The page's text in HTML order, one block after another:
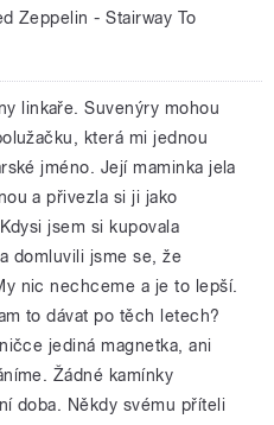
Zeppelin - Stairway To
linkaře. Suvenýry mohou
která mi jednou
jméno. Její maminka jela
a přivezla si ji jako
jsem si kupovala
domluvili jsme se, že
nic nechceme a je to lepší.
to dávat po těch letech?
jediná magnetka, ani
Žádné kamínky
doba. Někdy svému příteli